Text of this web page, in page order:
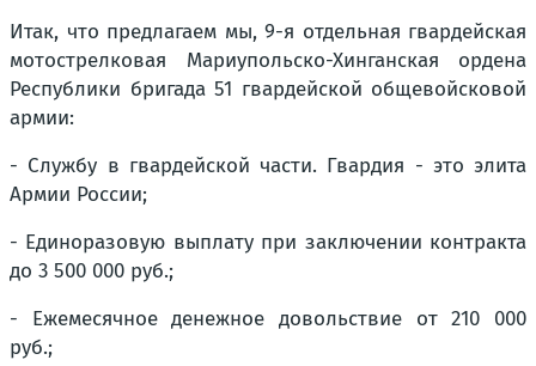
Итак, что предлагаем мы, 9-я отдельная гвардейская
мотострелковая Мариупольско-Хинганская ордена
Республики бригада 51 гвардейской общевойсковой
армии:
- Службу в гвардейской части. Гвардия - это элита
Армии России;
- Единоразовую выплату при заключении контракта
до 3 500 000 руб.;
- Ежемесячное денежное довольствие от 210 000
руб.;